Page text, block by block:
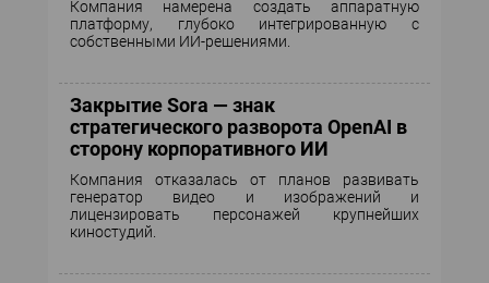
Компания намерена создать аппаратную
платформу, глубоко интегрированную с
собственными ИИ-решениями.
Закрытие Sora — знак
стратегического разворота OpenAI в
сторону корпоративного ИИ
Компания отказалась от планов развивать
генератор видео и изображений и
лицензировать персонажей крупнейших
киностудий.